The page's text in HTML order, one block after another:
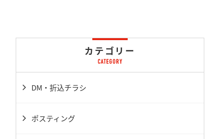
カテゴリー
DM・折込チラシ
ポスティング